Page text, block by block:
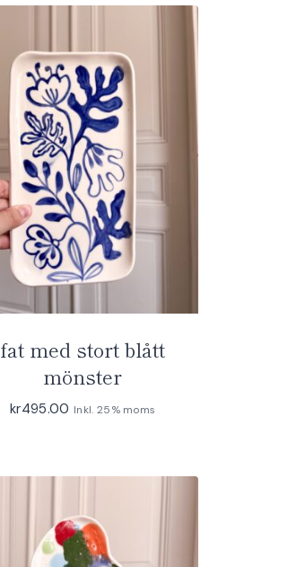
fat med stort blått
mönster
kr495.00 Inkl. 25% moms